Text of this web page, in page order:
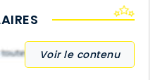
Voir le contenu